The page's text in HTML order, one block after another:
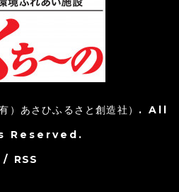
）あさひふるさと創造社） . All
Reserved.
/ RSS